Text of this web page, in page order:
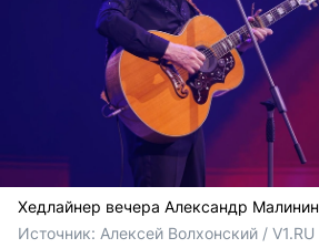
Хедлайнер вечера Александр Малинин
Источник: Алексей Волхонский / V1.RU